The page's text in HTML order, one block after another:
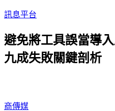
訊息平台
避免將工具誤當導
九成失敗關鍵剖析
商傳媒